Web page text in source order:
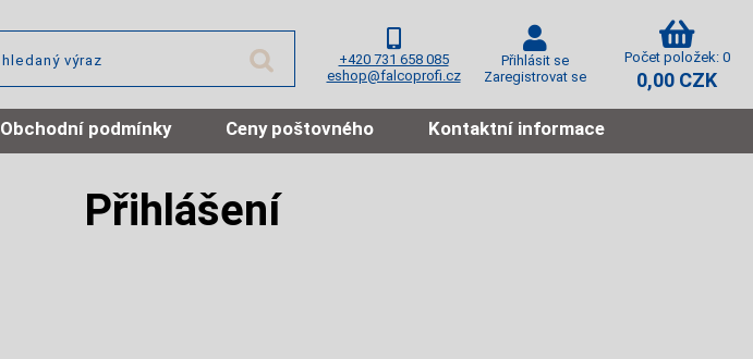
+420 731 658 085
eshop@falcoprofi.cz
Přihlásit se
Zaregistrovat se
Počet položek: 0
0,00 CZK
Obchodní podmínky Ceny poštovného Kontaktní informace
Přihlášení